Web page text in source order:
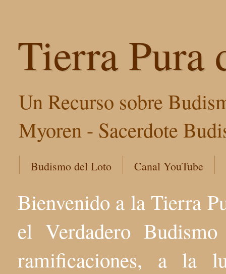
Tierra Pura
Un Recurso sobre
Myoren - Sacerdote
Budismo del Loto Canal YouTube
Bienvenido a la Tierra
el Verdadero
ramificaciones, a la